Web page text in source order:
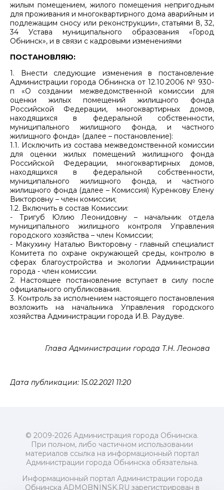
жилым помещением, жилого помещения непригодным
для проживания и многоквартирного дома аварийным и
подлежащим сносу или реконструкции», статьями 8, 32,
34 Устава муниципального образования «Город
Обнинск», и в связи с кадровыми изменениями
ПОСТАНОВЛЯЮ:
1. Внести следующие изменения в постановление
Администрации города Обнинска от 12.10.2006 № 930-
п «О создании межведомственной комиссии для
оценки жилых помещений жилищного фонда
Российской Федерации, многоквартирных домов,
находящихся в федеральной собственности,
муниципального жилищного фонда, и частного
жилищного фонда» (далее – постановление):
1.1. Исключить из состава межведомственной комиссии
для оценки жилых помещений жилищного фонда
Российской Федерации, многоквартирных домов,
находящихся в федеральной собственности,
муниципального жилищного фонда, и частного
жилищного фонда (далее – Комиссия) Куренкову Елену
Викторовну – член комиссии;
1.2. Включить в состав Комиссии:
- Тригуб Юлию Леонидовну – начальник отдела
муниципального жилищного контроля Управления
городского хозяйства – член Комиссии;
- Макухину Наталью Викторовну - главный специалист
Комитета по охране окружающей среды, контролю в
сферах благоустройства и экологии Администрации
города - член комиссии.
2. Настоящее постановление вступает в силу после
официального опубликования.
3. Контроль за исполнением настоящего постановления
возложить на начальника Управления городского
хозяйства Администрации города И.В. Раудуве.
Глава Администрации города Т.Н. Леонова
Дата публикации: 15.02.2021 11:20
© 2009-2026 Администрация города Обнинска.
При полном, либо частичном использовании
материалов ссылка на информационный портал
Администрации города Обнинска обязательна.
Информационный портал Администрации города
Обнинска ADMOBNINSK.RU зарегистрирован в